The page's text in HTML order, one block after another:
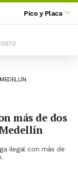
Pico y Placa
más de dos
ilegal con más de